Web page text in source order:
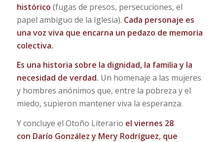
histórico (fugas de presos, persecuciones, el
papel ambiguo de la Iglesia). Cada personaje es
una voz viva que encarna un pedazo de memoria
colectiva.
Es una historia sobre la dignidad, la familia y la
necesidad de verdad. Un homenaje a las mujeres
y hombres anónimos que, entre la pobreza y el
miedo, supieron mantener viva la esperanza.
Y concluye el Otoño Literario el viernes 28
con Darío González y Mery Rodríguez, que